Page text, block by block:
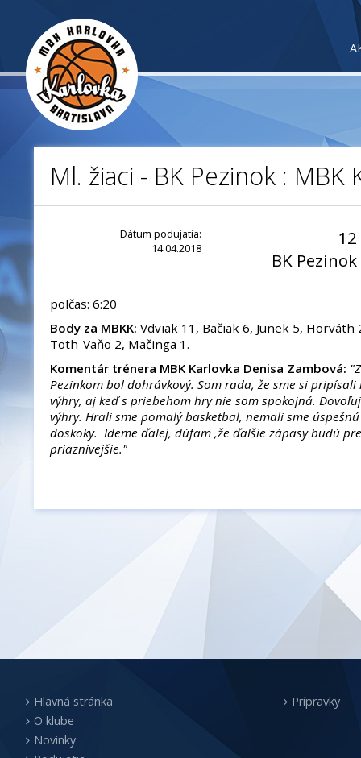
Ml. žiaci - BK Pezinok : MBK
Dátum podujatia:
14.04.2018
12
BK Pezinok
polčas: 6:20
Body za MBKK: Vdviak 11, Bačiak 6, Junek 5, Horváth
Toth-Vaňo 2, Mačinga 1.
Komentár trénera MBK Karlovka Denisa Zambová:
Pezinkom bol dohrávkový. Som rada, že sme si
výhry, aj keď s priebehom hry nie som spokojná.
výhry. Hrali sme pomalý basketbal, nemali sme
doskoky. Ideme ďalej, dúfam ,že ďalšie zápasy budú
priaznivejšie."
Hlavná stránka
O klube
Novinky
Prípravky